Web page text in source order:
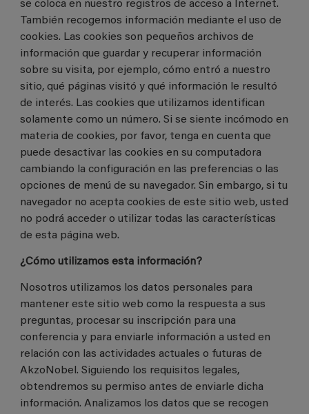
se coloca en nuestro registros de acceso a Internet.
También recogemos información mediante el uso de
cookies. Las cookies son pequeños archivos de
información que guardar y recuperar información
sobre su visita, por ejemplo, cómo entró a nuestro
sitio, qué páginas visitó y qué información le resultó
de interés. Las cookies que utilizamos identifican
solamente como un número. Si se siente incómodo en
materia de cookies, por favor, tenga en cuenta que
puede desactivar las cookies en su computadora
cambiando la configuración en las preferencias o las
opciones de menú de su navegador. Sin embargo, si tu
navegador no acepta cookies de este sitio web, usted
no podrá acceder o utilizar todas las características
de esta página web.
¿Cómo utilizamos esta información?
Nosotros utilizamos los datos personales para
mantener este sitio web como la respuesta a sus
preguntas, procesar su inscripción para una
conferencia y para enviarle información a usted en
relación con las actividades actuales o futuras de
AkzoNobel. Siguiendo los requisitos legales,
obtendremos su permiso antes de enviarle dicha
información. Analizamos los datos que se recogen